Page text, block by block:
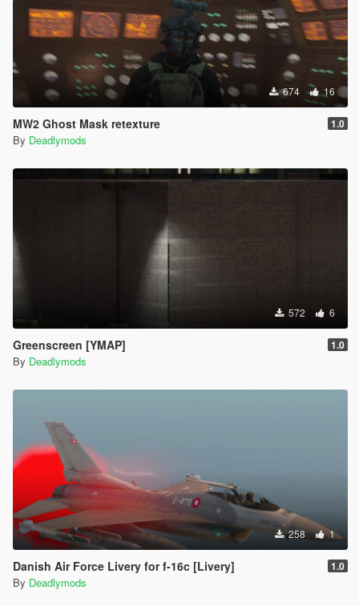
674 16
MW2 Ghost Mask retexture 1.0
By Deadlymods
572 6
Greenscreen [YMAP] 1.0
By Deadlymods
258 1
Danish Air Force Livery for f-16c [Livery] 1.0
By Deadlymods